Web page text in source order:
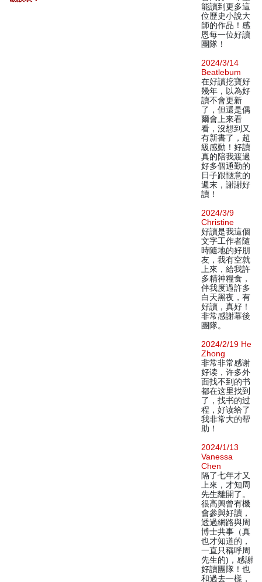
能讀到更多這
位歷史小說大
師的作品！感
恩每一位好讀
團隊！
2024/3/14
Beatlebum
在好讀挖寶好
幾年，以為好
讀不會更新
了，但還是偶
爾會上來看
看，沒想到又
有新書了，超
級感動！好讀
真的陪我渡過
好多個通勤的
日子跟愜意的
週末，謝謝好
讀！
2024/3/9
Christine
好讀是我這個
文字工作者隨
時隨地的好朋
友，我有空就
上來，給我許
多精神糧食，
伴我度過許多
白天黑夜，有
好讀，真好！
非常感謝幕後
團隊。
2024/2/19 He
Zhong
非常非常感谢
好读，许多外
面找不到的书
都在这里找到
了，找书的过
程，好读给了
我非常大的帮
助！
2024/1/13
Vanessa
Chen
隔了七年才又
上來，才知周
先生離開了。
很高興曾有機
會參與好讀，
透過網路與周
博士共事（真
也才知道的，
一直只稱呼周
先生的)，感謝
好讀團隊！也
和過去一樣，